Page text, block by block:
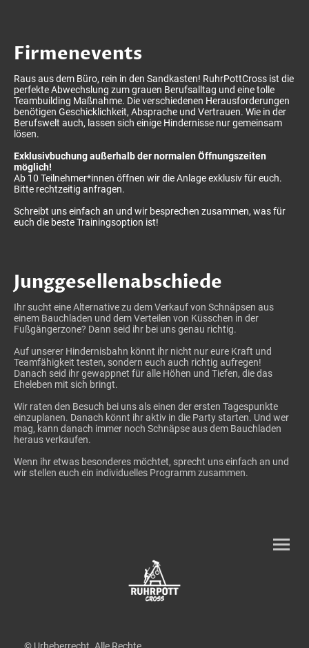
Firmenevents
Raus aus dem Büro, rein in den Sandkasten! RuhrPottCross ist die
perfekte Abwechslung zum grauen Berufsalltag und eine tolle
Teambuilding Maßnahme. Die verschiedenen Herausforderungen
benötigen Geschicklichkeit, Absprache und Vertrauen. Wie in der
Berufswelt auch, lassen sich einige Hindernisse nur gemeinsam
lösen.
Exklusivbuchung außerhalb der normalen Öffnungszeiten
möglich!
Ab 10 Teilnehmer*innen öffnen wir die Anlage exklusiv für euch.
Bitte rechtzeitig anfragen.
Schreibt uns einfach an und wir besprechen zusammen, was für
euch die beste Trainingsoption ist!
Junggesellenabschiede
Ihr sucht eine Alternative zu dem Verkauf von Schnäpsen aus
einem Bauchladen und dem Verteilen von Küsschen in der
Fußgängerzone? Dann seid ihr bei uns genau richtig.
Auf unserer Hindernisbahn könnt ihr nicht nur eure Kraft und
Teamfähigkeit testen, sondern euch auch richtig aufregen!
Danach seid ihr gewappnet für alle Höhen und Tiefen, die das
Eheleben mit sich bringt.
Wir raten den Besuch bei uns als einen der ersten Tagespunkte
einzuplanen. Danach könnt ihr aktiv in die Party starten. Und wer
mag, kann danach immer noch Schnäpse aus dem Bauchladen
heraus verkaufen.
Wenn ihr etwas besonderes möchtet, sprecht uns einfach an und
wir stellen euch ein individuelles Programm zusammen.